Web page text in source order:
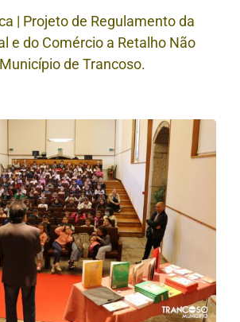
| Projeto de Regulamento da
e do Comércio a Retalho Não
de Trancoso.